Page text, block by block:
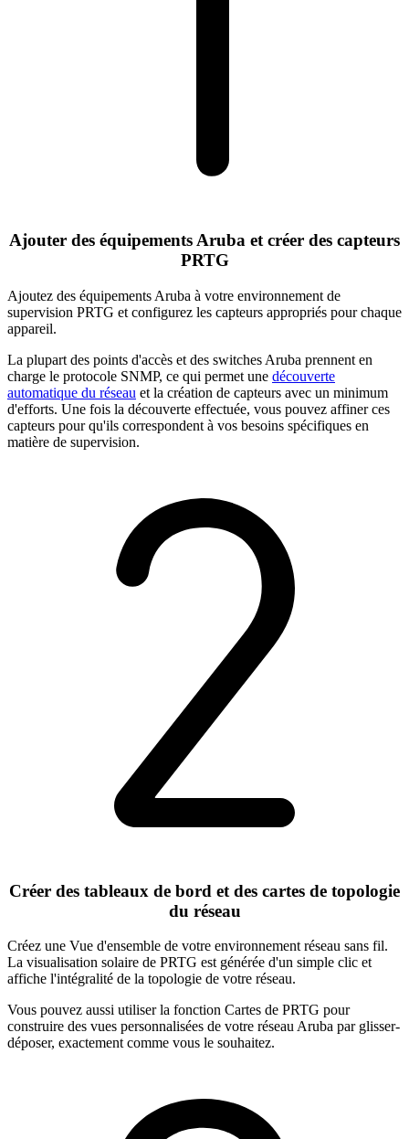
Ajouter des équipements Aruba et créer des capteurs
PRTG
Ajoutez des équipements Aruba à votre environnement de
supervision PRTG et configurez les capteurs appropriés pour chaque
appareil.
La plupart des points d'accès et des switches Aruba prennent en
charge le protocole SNMP, ce qui permet une découverte
automatique du réseau et la création de capteurs avec un minimum
d'efforts. Une fois la découverte effectuée, vous pouvez affiner ces
capteurs pour qu'ils correspondent à vos besoins spécifiques en
matière de supervision.
Créer des tableaux de bord et des cartes de topologie
du réseau
Créez une Vue d'ensemble de votre environnement réseau sans fil.
La visualisation solaire de PRTG est générée d'un simple clic et
affiche l'intégralité de la topologie de votre réseau.
Vous pouvez aussi utiliser la fonction Cartes de PRTG pour
construire des vues personnalisées de votre réseau Aruba par glisser-
déposer, exactement comme vous le souhaitez.